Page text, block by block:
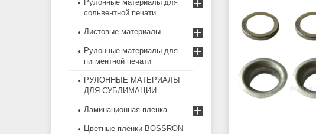
Рулонные материалы для
сольвентной печати
Листовые материалы
Рулонные материалы для
пигментной печати
РУЛОННЫЕ МАТЕРИАЛЫ
ДЛЯ СУБЛИМАЦИИ
Ламинационная пленка
Цветные пленки BOSSRON